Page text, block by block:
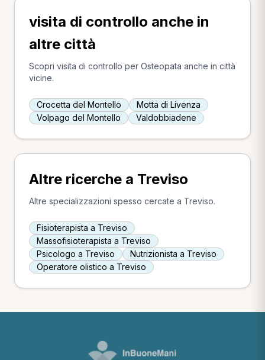
visita di controllo anche in
altre città
Scopri visita di controllo per Osteopata anche in città
vicine.
Crocetta del Montello
Motta di Livenza
Volpago del Montello
Valdobbiadene
Altre ricerche a Treviso
Altre specializzazioni spesso cercate a Treviso.
Fisioterapista a Treviso
Massofisioterapista a Treviso
Psicologo a Treviso
Nutrizionista a Treviso
Operatore olistico a Treviso